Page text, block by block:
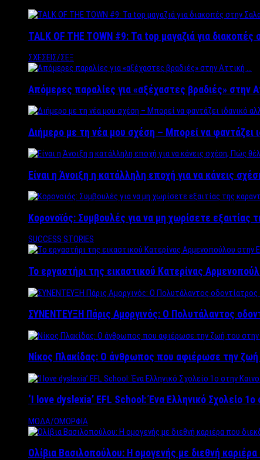
TALK OF THE TOWN #9: Τα top μαγαζιά για
ΣΧΕΣΕΙΣ/ΣΕΞ
Απόμερες παραλίες για «αξέχαστες βραδιές» στην
Διήμερο με τη νέα μου σχέση – Μπορεί να φαντάζει
Είναι η Άνοιξη η κατάλληλη εποχή για να κάνεις
Κορονοϊός: Συμβουλές για να μη χωρίσετε εξαιτίας
SUCCESS STORIES
Το εργαστήρι της εικαστικού Κατερίνας
ΣΥΝΕΝΤΕΥΞΗ Πάρις Αμοργινός: O Πολυτάλαντος
Νίκος Πλακίδας: O άνθρωπος που αφιέρωσε την
‘Ι love dyslexia’ EFL School: Ένα Ελληνικό Σχολείo
ΜΟΔΑ/ΟΜΟΡΦΙΑ
Ολίβια Βασιλοπούλου: Η ομογενής με διεθνή